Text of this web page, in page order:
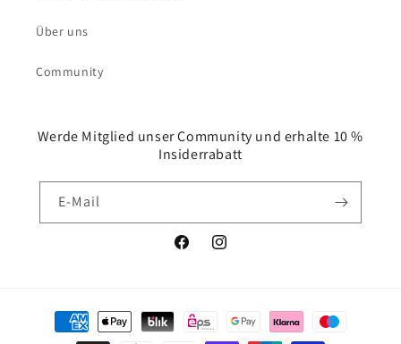
Über uns
Community
Werde Mitglied unser Community und erhalte 10 %
Insiderrabatt
E-Mail
FacebookInstagram
Zahlungsmethoden